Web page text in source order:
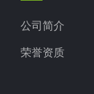
公司简介
荣誉资质